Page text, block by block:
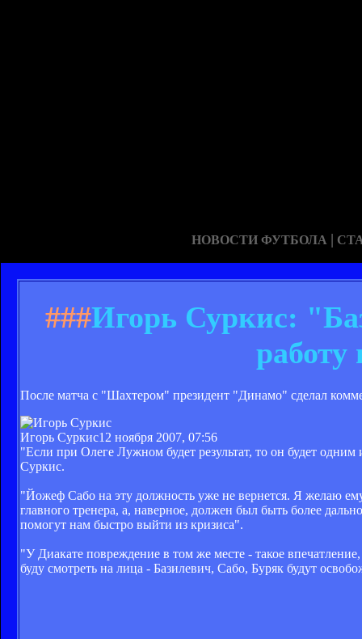
НОВОСТИ ФУТБОЛА |
###Игорь Суркис:
работу
После матча с "Шахтером" президент "Динамо" сделал
Игорь Суркис12 ноября 2007, 07:56
"Если при Олеге Лужном будет результат, то он будет одним
Суркис.
"Йожеф Сабо на эту должность уже не вернется. Я желаю
главного тренера, а, наверное, должен был быть более
помогут нам быстро выйти из кризиса".
"У Диакате повреждение в том же месте - такое
буду смотреть на лица - Базилевич, Сабо, Буряк будут